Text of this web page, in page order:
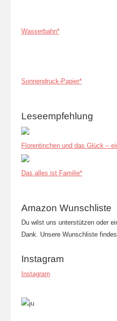
Wasserbahn*
Sonnendruck-Papier*
Leseempfehlung
Florentinchen und das Glück –
Das alles ist Familie*
Amazon Wunschliste
Du wilst uns unterstützen oder
Dank. Unsere Wunschliste
Instagram
Instagram